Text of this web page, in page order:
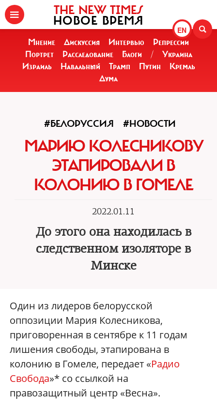
EN
THE NEW TIMES
НОВОЕ ВРЕМЯ
Мнение Дискуссия Интервью
Репрессии
Портрет
Расследование Блоги /
Украина
Израиль
Навальный Трамп Путин
Кремль
Дума
#БЕЛОРУССИЯ #НОВОСТИ
МАРИЮ КОЛЕСНИКОВУ
ЭТАПИРОВАЛИ В
КОЛОНИЮ В ГОМЕЛЕ
2022.01.11
До этого она находилась в
следственном изоляторе в
Минске
Один из лидеров белорусской
оппозиции Мария Колесникова,
приговоренная в сентябре к 11 годам
лишения свободы, этапирована в
колонию в Гомеле, передает «Радио
Свобода»* со ссылкой на
правозащитный центр «Весна».